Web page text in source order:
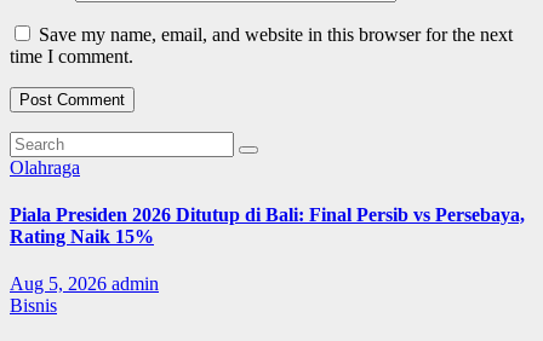
Save my name, email, and website in this browser for the next
time I comment.
Olahraga
Piala Presiden 2026 Ditutup di Bali: Final Persib vs Persebaya,
Rating Naik 15%
Aug 5, 2026 admin
Bisnis